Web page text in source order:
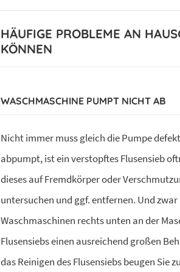
HÄUFIGE PROBLEME AN
KÖNNEN
WASCHMASCHINE PUMPT NICHT AB
Nicht immer muss gleich die Pumpe
abpumpt, ist ein verstopftes Flusensieb
dieses auf Fremdkörper oder
untersuchen und ggf. entfernen. Und
Waschmaschinen rechts unten an der
Flusensiebs einen ausreichend großen
das Reinigen des Flusensiebs beugen Sie